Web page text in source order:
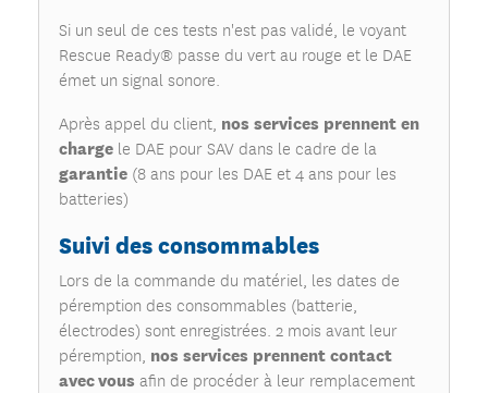
Si un seul de ces tests n'est pas validé, le voyant
Rescue Ready® passe du vert au rouge et le DAE
émet un signal sonore.
Après appel du client, nos services prennent en
charge le DAE pour SAV dans le cadre de la
garantie (8 ans pour les DAE et 4 ans pour les
batteries)
Suivi des consommables
Lors de la commande du matériel, les dates de
péremption des consommables (batterie,
électrodes) sont enregistrées. 2 mois avant leur
péremption, nos services prennent contact
avec vous afin de procéder à leur remplacement